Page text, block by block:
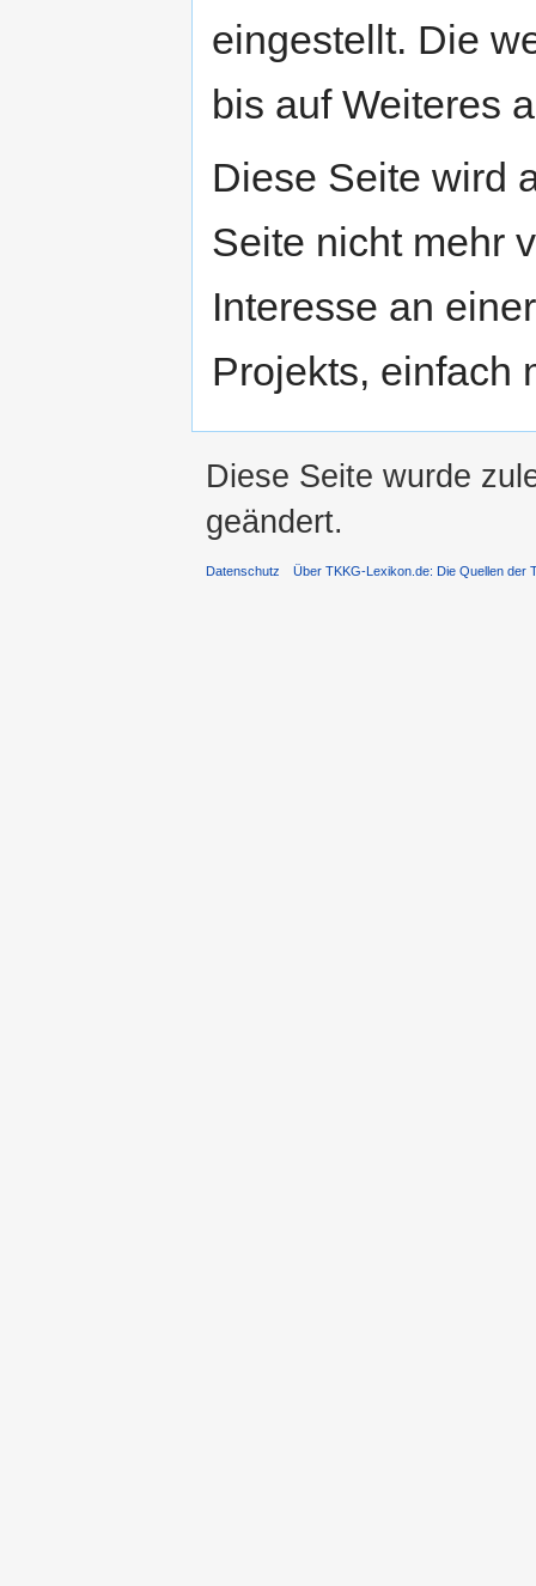
eingestellt. Die
bis auf Weiteres
Diese Seite wird
Seite nicht mehr
Interesse an
Projekts, einfach
Diese Seite wurde
geändert.
Datenschutz Über TKKG-Lexikon.de: Die Quellen der